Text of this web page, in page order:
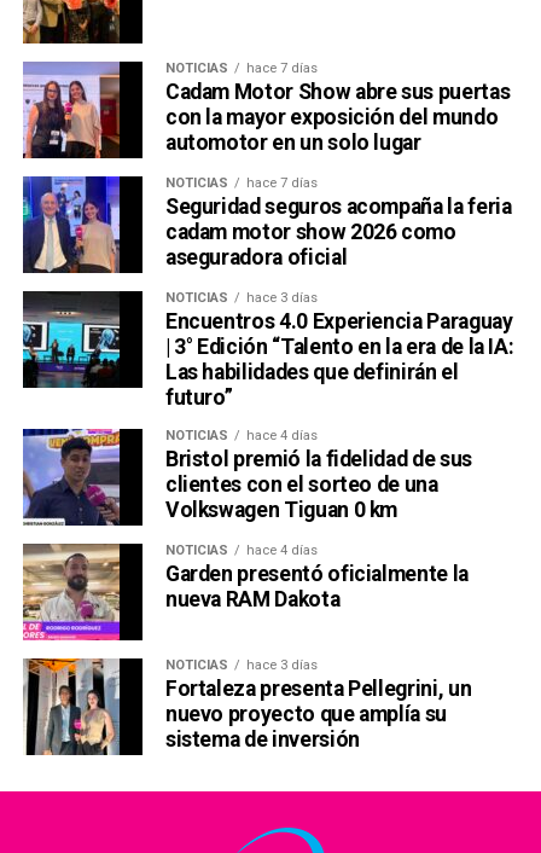
NOTICIAS hace 7 días
Cadam Motor Show abre sus puertas
con la mayor exposición del mundo
automotor en un solo lugar
NOTICIAS hace 7 días
Seguridad seguros acompaña la feria
cadam motor show 2026 como
aseguradora oficial
NOTICIAS hace 3 días
Encuentros 4.0 Experiencia Paraguay
| 3° Edición “Talento en la era de la IA:
Las habilidades que definirán el
futuro”
NOTICIAS hace 4 días
Bristol premió la fidelidad de sus
clientes con el sorteo de una
Volkswagen Tiguan 0 km
NOTICIAS hace 4 días
Garden presentó oficialmente la
nueva RAM Dakota
NOTICIAS hace 3 días
Fortaleza presenta Pellegrini, un
nuevo proyecto que amplía su
sistema de inversión